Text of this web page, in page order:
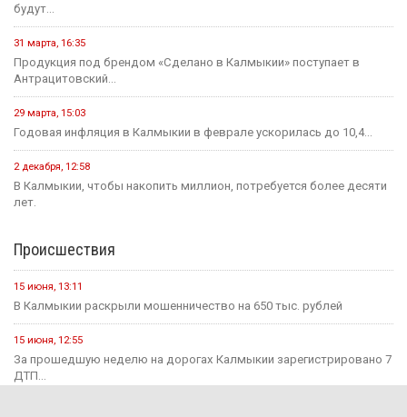
будут...
31 марта, 16:35
Продукция под брендом «Сделано в Калмыкии» поступает в
Антрацитовский...
29 марта, 15:03
Годовая инфляция в Калмыкии в феврале ускорилась до 10,4...
2 декабря, 12:58
В Калмыкии, чтобы накопить миллион, потребуется более десяти
лет.
Происшествия
15 июня, 13:11
В Калмыкии раскрыли мошенничество на 650 тыс. рублей
15 июня, 12:55
За прошедшую неделю на дорогах Калмыкии зарегистрировано 7
ДТП...